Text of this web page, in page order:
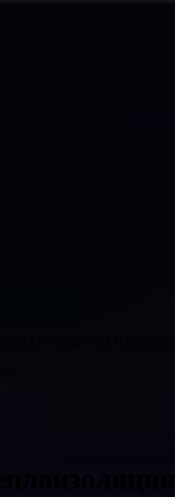
виджеты из раздела